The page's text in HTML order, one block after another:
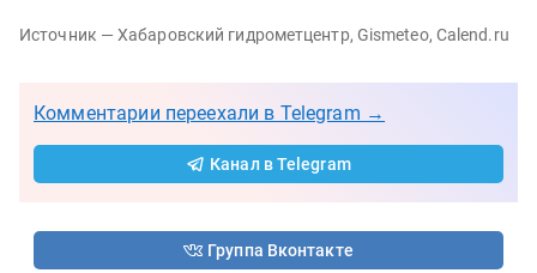
Источник — Хабаровский гидрометцентр, Gismeteo, Calend.ru
Комментарии переехали в Telegram →
Канал в Telegram
Группа Вконтакте